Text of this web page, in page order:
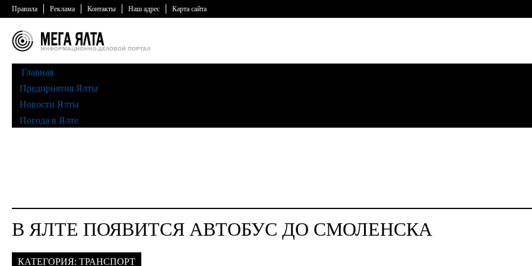
Правила Реклама Контакты Наш адрес Карта сайта
Главная
Предприятия Ялты
Новости Ялты
Погода в Ялте
В ЯЛТЕ ПОЯВИТСЯ АВТОБУС ДО СМОЛЕНСКА
КАТЕГОРИЯ: ТРАНСПОРТ